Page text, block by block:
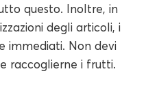
questo. Inoltre, in
degli articoli, i
immediati. Non devi
raccoglierne i frutti.